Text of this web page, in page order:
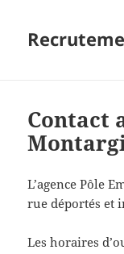
Contact
L’agence Pôle
rue déportés et
Les horaires